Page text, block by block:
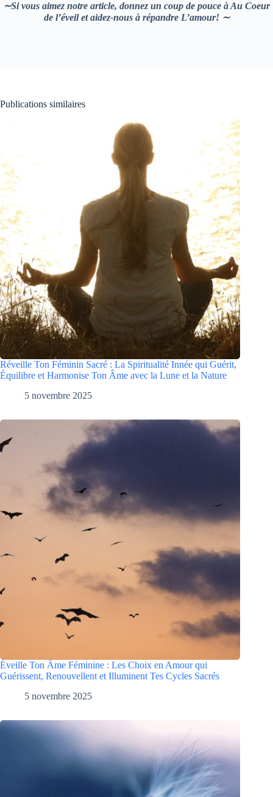
∼Si vous aimez notre article, donnez un coup de pouce à Au Coeur
de l’éveil et aidez-nous à répandre L’amour! ∼
Publications similaires
Réveille Ton Féminin Sacré : La Spiritualité Innée qui Guérit,
Équilibre et Harmonise Ton Âme avec la Lune et la Nature
5 novembre 2025
Éveille Ton Âme Féminine : Les Choix en Amour qui
Guérissent, Renouvellent et Illuminent Tes Cycles Sacrés
5 novembre 2025